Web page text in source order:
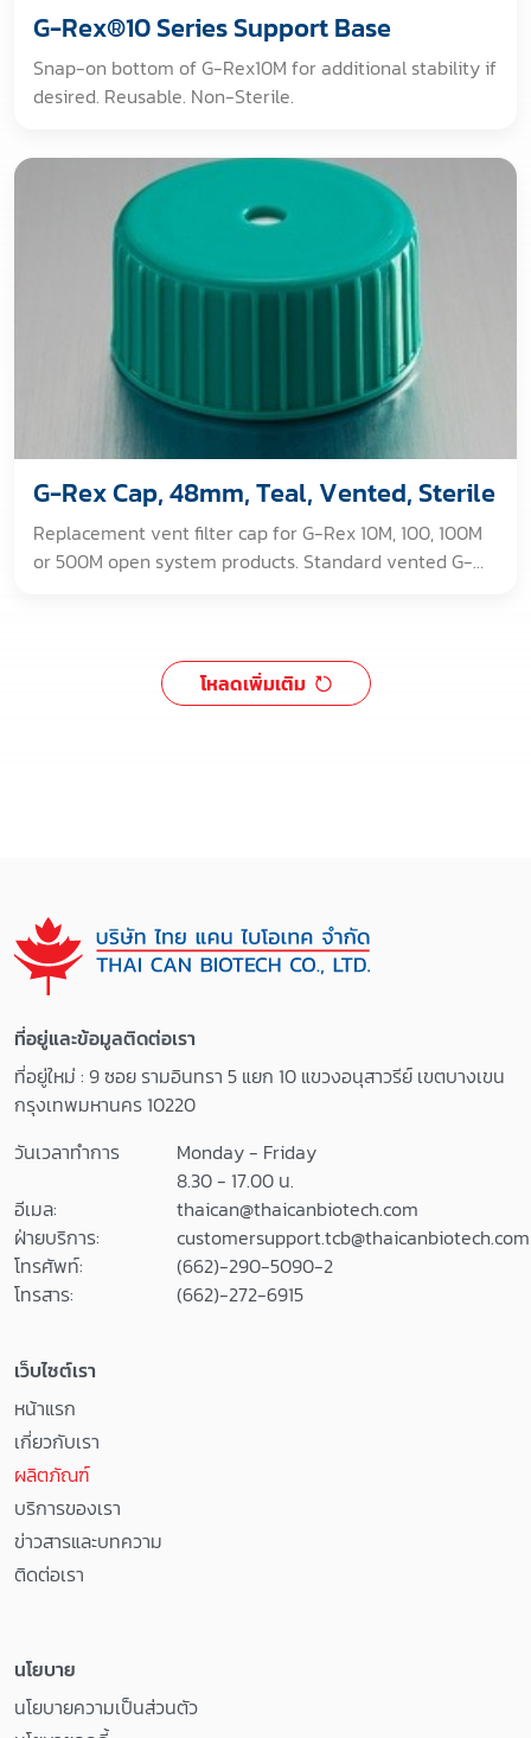
G-Rex®10 Series Support Base
Snap-on bottom of G-Rex10M for additional stability if
desired. Reusable. Non-Sterile.
G-Rex Cap, 48mm, Teal, Vented, Sterile
Replacement vent filter cap for G-Rex 10M, 100, 100M
or 500M open system products. Standard vented G-
โหลดเพิ่มเติม
ที่อยู่และข้อมูลติดต่อเรา
ที่อยู่ใหม่ : 9 ซอย รามอินทรา 5 แยก 10 แขวงอนุสาวรีย์ เขตบางเขน
กรุงเทพมหานคร 10220
วันเวลาทำการ
Monday - Friday
8.30 - 17.00 น.
อีเมล:
thaican@thaicanbiotech.com
ฝ่ายบริการ:
customersupport.tcb@thaicanbiotech.com
โทรศัพท์:
(662)-290-5090-2
โทรสาร:
(662)-272-6915
เว็บไซต์เรา
หน้าแรก
เกี่ยวกับเรา
ผลิตภัณฑ์
บริการของเรา
ข่าวสารและบทความ
ติดต่อเรา
นโยบาย
นโยบายความเป็นส่วนตัว